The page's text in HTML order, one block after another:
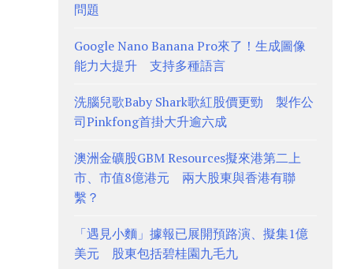
問題
Google Nano Banana Pro來了！生成圖像
能力大提升 支持多種語言
洗腦兒歌Baby Shark歌紅股價更勁 製作公
司Pinkfong首掛大升逾六成
澳洲金礦股GBM Resources擬來港第二上
市、市值8億港元 兩大股東與香港有聯
繫？
「遇見小麵」據報已展開預路演、擬集1億
美元 股東包括碧桂園九毛九